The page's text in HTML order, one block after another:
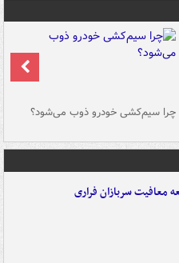
چرا سیم‌کشی خودرو ذوب می‌شود؟
معافیت سربازان فراری